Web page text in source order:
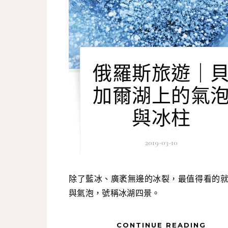
俄羅斯旅遊｜
加爾湖上的氣
與冰柱
2019-03-10
除了藍冰、廣袤無邊的冰裂，最值得看的就是冰洞
與氣泡，號稱冰湖四景。
CONTINUE READING